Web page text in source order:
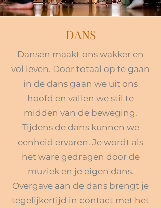
DANS
Dansen maakt ons wakker en
vol leven. Door totaal op te gaan
in de dans gaan we uit ons
hoofd en vallen we stil te
midden van de beweging.
Tijdens de dans kunnen we
eenheid ervaren. Je wordt als
het ware gedragen door de
muziek en je eigen dans.
Overgave aan de dans brengt je
tegelijkertijd in contact met het